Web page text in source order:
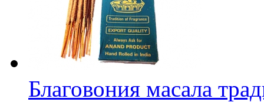
Благовония масала